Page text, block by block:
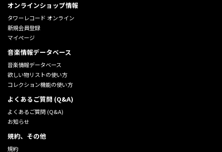
オンラインショップ情報
タワーレコード オンライン
新規会員登録
マイページ
音楽情報データベース
音楽情報データベース
欲しい物リストの使い方
コレクション機能の使い方
よくあるご質問 (Q&A)
よくあるご質問 (Q&A)
お知らせ
規約、その他
規約